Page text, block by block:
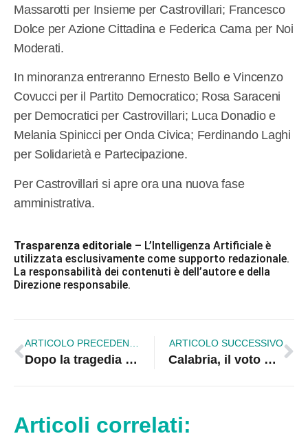
Massarotti per Insieme per Castrovillari; Francesco
Dolce per Azione Cittadina e Federica Cama per Noi
Moderati.
In minoranza entreranno Ernesto Bello e Vincenzo
Covucci per il Partito Democratico; Rosa Saraceni
per Democratici per Castrovillari; Luca Donadio e
Melania Spinicci per Onda Civica; Ferdinando Laghi
per Solidarietà e Partecipazione.
Per Castrovillari si apre ora una nuova fase
amministrativa.
Trasparenza editoriale – L’Intelligenza Artificiale è
utilizzata esclusivamente come supporto redazionale.
La responsabilità dei contenuti è dell’autore e della
Direzione responsabile.
Dopo la tragedia di Amendolara: “Basta sfruttamento, servono diritti e canali di ingresso legali”
ARTICOLO SUCCESSIVO
Calabria, il voto dei ballottaggi: Anna De Gaio trionfa a Castrovillari, Antonio Barile espugna San Giovanni in Fiore
Articoli correlati: